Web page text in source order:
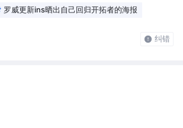
罗威更新ins晒出自己回归开拓者的海报
纠错